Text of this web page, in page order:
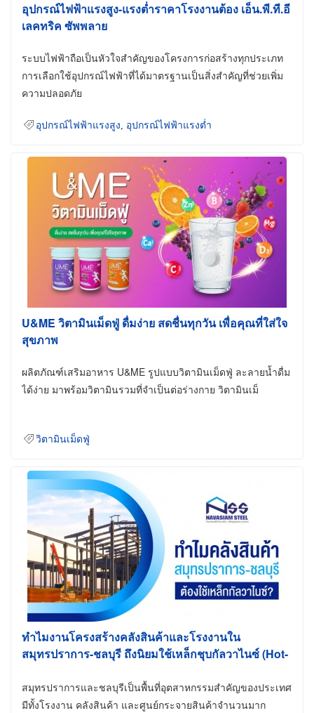
อุปกรณ์ไฟฟ้าแรงสูง-แรงต่ำราคาโรงงานต้อง เอ็น.พี.ที.อี
เลคทริค ซัพพลาย
ระบบไฟฟ้าถือเป็นหัวใจสำคัญของโครงการก่อสร้างทุกประเภท
การเลือกใช้อุปกรณ์ไฟฟ้าที่ได้มาตรฐานเป็นสิ่งสำคัญที่ช่วยเพิ่ม
ความปลอดภัย
อุปกรณ์ไฟฟ้าแรงสูง อุปกรณ์ไฟฟ้าแรงต่ำ
U&ME วิตามินเม็ดฟู่ ดื่มง่าย สดชื่นทุกวัน เพื่อคุณที่ใส่ใจ
สุขภาพ
ผลิตภัณฑ์เสริมอาหาร U&ME รูปแบบวิตามินเม็ดฟู่ ละลายน้ำดื่ม
ได้ง่าย มาพร้อมวิตามินรวมที่จำเป็นต่อร่างกาย วิตามินเม็
วิตามินเม็ดฟู่
ทำไมงานโครงสร้างคลังสินค้าและโรงงานใน
สมุทรปราการ-ชลบุรี ถึงนิยมใช้เหล็กชุบกัลวาไนซ์ (Hot-
สมุทรปราการและชลบุรีเป็นพื้นที่อุตสาหกรรมสำคัญของประเทศ
มีทั้งโรงงาน คลังสินค้า และศูนย์กระจายสินค้าจำนวนมาก